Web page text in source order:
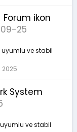
Forum ikon
25
uyumlu ve stabil
2025
System
uyumlu ve stabil